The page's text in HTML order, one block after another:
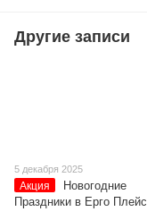
Другие записи
5 декабря 2025
Акция
Новогодние
Праздники в Ерго Плейс